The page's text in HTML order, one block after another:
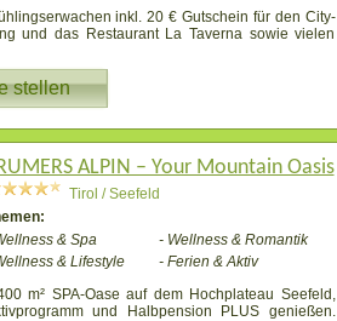
inkl. 20 € Gutschein für den City-
und das Restaurant La Taverna sowie vielen
stellen
ALPIN – Your Mountain Oasis
Tirol / Seefeld
& Spa
- Wellness & Romantik
& Lifestyle
- Ferien & Aktiv
m² SPA-Oase auf dem Hochplateau Seefeld,
und Halbpension PLUS genießen.